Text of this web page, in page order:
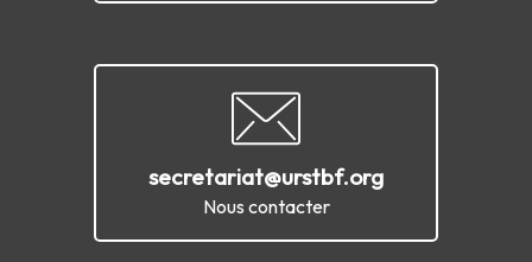
secretariat@urstbf.org
Nous contacter